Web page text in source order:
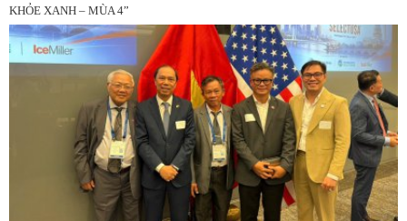
KHỎE XANH – MÙA 4”